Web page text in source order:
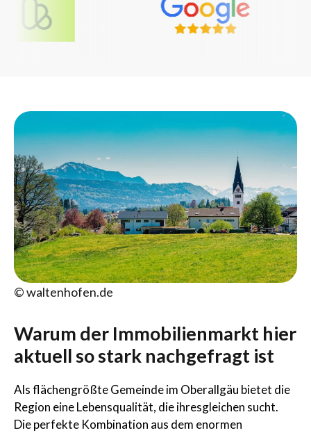
© waltenhofen.de
Warum der Immobilienmarkt hier
aktuell so stark nachgefragt ist
Als flächengrößte Gemeinde im Oberallgäu bietet die
Region eine Lebensqualität, die ihresgleichen sucht.
Die perfekte Kombination aus dem enormen